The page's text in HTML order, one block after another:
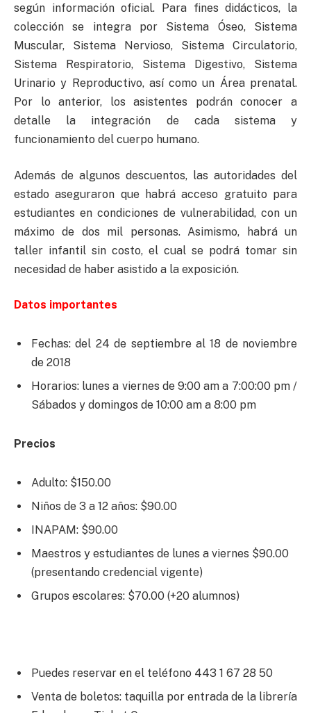
según información oficial. Para fines didácticos, la
colección se integra por Sistema Óseo, Sistema
Muscular, Sistema Nervioso, Sistema Circulatorio,
Sistema Respiratorio, Sistema Digestivo, Sistema
Urinario y Reproductivo, así como un Área prenatal.
Por lo anterior, los asistentes podrán conocer a
detalle la integración de cada sistema y
funcionamiento del cuerpo humano.
Además de algunos descuentos, las autoridades del
estado aseguraron que habrá acceso gratuito para
estudiantes en condiciones de vulnerabilidad, con un
máximo de dos mil personas. Asimismo, habrá un
taller infantil sin costo, el cual se podrá tomar sin
necesidad de haber asistido a la exposición.
Datos importantes
Fechas: del 24 de septiembre al 18 de noviembre
de 2018
Horarios: lunes a viernes de 9:00 am a 7:00:00 pm /
Sábados y domingos de 10:00 am a 8:00 pm
Precios
Adulto: $150.00
Niños de 3 a 12 años: $90.00
INAPAM: $90.00
Maestros y estudiantes de lunes a viernes $90.00
(presentando credencial vigente)
Grupos escolares: $70.00 (+20 alumnos)
Puedes reservar en el teléfono 443 1 67 28 50
Venta de boletos: taquilla por entrada de la librería